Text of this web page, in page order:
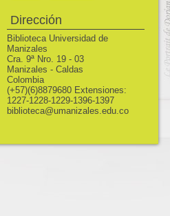
Dirección
Biblioteca Universidad de
Manizales
Cra. 9ª Nro. 19 - 03
Manizales - Caldas
Colombia
(+57)(6)8879680 Extensiones:
1227-1228-1229-1396-1397
biblioteca@umanizales.edu.co